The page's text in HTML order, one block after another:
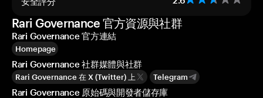
Rari Governance 官方資源與社群
Rari Governance 官方連結
Homepage
Rari Governance 社群媒體與社群
Rari Governance 在 X (Twitter) 上 Telegram
Rari Governance 原始碼與開發者儲存庫